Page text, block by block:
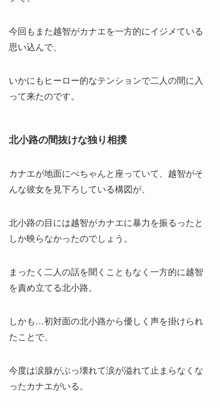
今回もまた越智がカナエを一方的にイジメている
思い込んで、
いかにもヒーロー的なテンションで二人の間に入
って来たのです。
北小路の間抜けな独り相撲
カナエが地面にぺちゃんと座っていて、越智がそ
んな彼女を見下ろしている構図が、
北小路の目には越智がカナエに暴力を振るったと
しか映らなかったのでしょう。
まったく二人の話を聞くこともなく一方的に越智
を責め立てる北小路。
しかも…初対面の北小路から優しく声を掛けられ
たことで、
今度は涙腺がぶっ壊れて涙が溢れて止まらなくな
ったカナエがいる。